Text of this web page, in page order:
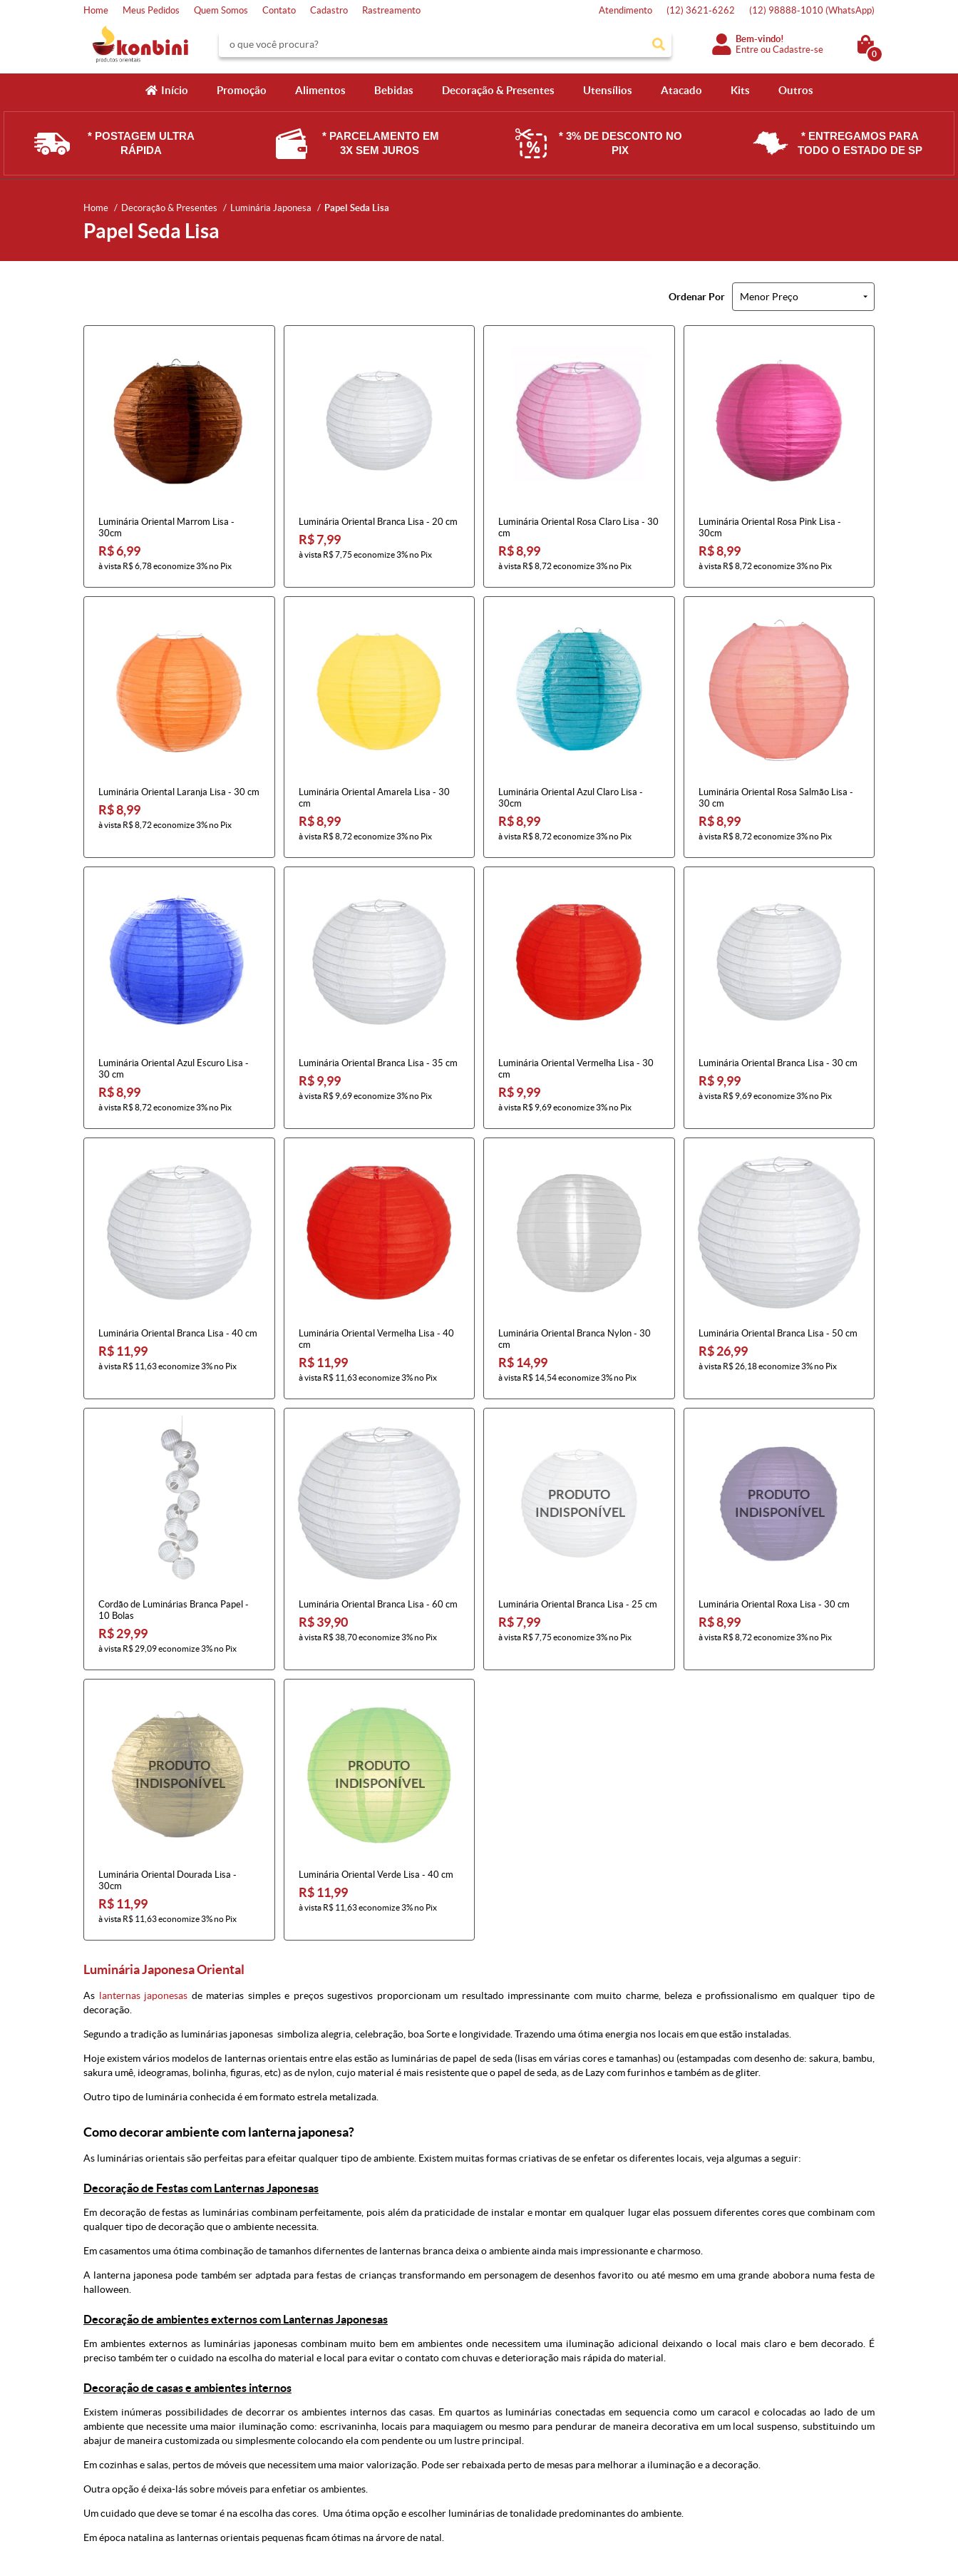
Home Meus Pedidos Quem Somos Contato Cadastro Rastreamento Atendimento (12) 3621-6262 (12) 98888-1010 (WhatsApp)
Bem-vindo!
Entre ouCadastre-se 0
Início Promoção Alimentos Bebidas Decoração & Presentes Utensílios Atacado Kits Outros
* POSTAGEM ULTRA
RÁPIDA
* PARCELAMENTO EM
3X SEM JUROS
* 3% DE DESCONTO NO
PIX
* ENTREGAMOS PARA
TODO O ESTADO DE SP
Home Decoração & Presentes Luminária Japonesa Papel Seda Lisa
Papel Seda Lisa
Ordenar Por Menor Preço
Luminária Oriental Marrom Lisa -
30cm
R$ 6,99
à vista R$ 6,78economize3%no Pix
Luminária Oriental Branca Lisa - 20 cm
R$ 7,99
à vista R$ 7,75 economize3%no Pix
Luminária Oriental Rosa Claro Lisa - 30
cm
R$ 8,99
à vista R$ 8,72economize3%no Pix
Luminária Oriental Rosa Pink Lisa -
30cm
R$ 8,99
à vista R$ 8,72economize3%no Pix
Luminária Oriental Laranja Lisa - 30 cm
R$ 8,99
à vista R$ 8,72economize3%no Pix
Luminária Oriental Amarela Lisa - 30
cm
R$ 8,99
à vista R$ 8,72economize3%no Pix
Luminária Oriental Azul Claro Lisa -
30cm
R$ 8,99
à vista R$ 8,72economize3%no Pix
Luminária Oriental Rosa Salmão Lisa -
30 cm
R$ 8,99
à vista R$ 8,72economize3%no Pix
Luminária Oriental Azul Escuro Lisa -
30 cm
R$ 8,99
à vista R$ 8,72economize3%no Pix
Luminária Oriental Branca Lisa - 35 cm
R$ 9,99
à vista R$ 9,69economize3%no Pix
Luminária Oriental Vermelha Lisa - 30
cm
R$ 9,99
à vista R$ 9,69economize3%no Pix
Luminária Oriental Branca Lisa - 30 cm
R$ 9,99
à vista R$ 9,69economize3%no Pix
Luminária Oriental Branca Lisa - 40 cm
R$ 11,99
à vista R$ 11,63economize3%no Pix
Luminária Oriental Vermelha Lisa - 40
cm
R$ 11,99
à vista R$ 11,63economize3%no Pix
Luminária Oriental Branca Nylon - 30
cm
R$ 14,99
à vista R$ 14,54economize3%no Pix
Luminária Oriental Branca Lisa - 50 cm
R$ 26,99
à vista R$ 26,18economize3%no Pix
Cordão de Luminárias Branca Papel -
10 Bolas
R$ 29,99
à vista R$ 29,09economize3%no Pix
Luminária Oriental Branca Lisa - 60 cm
R$ 39,90
à vista R$ 38,70economize3%no Pix
Luminária Oriental Branca Lisa - 25 cm
R$ 7,99
à vista R$ 7,75 economize3%no Pix
Luminária Oriental Roxa Lisa - 30 cm
R$ 8,99
à vista R$ 8,72economize3%no Pix
Luminária Oriental Dourada Lisa -
30cm
R$ 11,99
à vista R$ 11,63economize3%no Pix
Luminária Oriental Verde Lisa - 40 cm
R$ 11,99
à vista R$ 11,63economize3%no Pix
Luminária Japonesa Oriental
As lanternas japonesas de materias simples e preços sugestivos proporcionam um resultado impressinante com muito charme, beleza e profissionalismo em qualquer tipo de
decoração.
Segundo a tradição as luminárias japonesas simboliza alegria, celebração, boa Sorte e longividade. Trazendo uma ótima energia nos locais em que estão instaladas.
Hoje existem vários modelos de lanternas orientais entre elas estão as luminárias de papel de seda (lisas em várias cores e tamanhas) ou (estampadas com desenho de: sakura, bambu,
sakura umê, ideogramas, bolinha, figuras, etc) as de nylon, cujo material é mais resistente que o papel de seda, as de Lazy com furinhos e também as de gliter.
Outro tipo de luminária conhecida é em formato estrela metalizada.
Como decorar ambiente com lanterna japonesa?
As luminárias orientais são perfeitas para efeitar qualquer tipo de ambiente. Existem muitas formas criativas de se enfetar os diferentes locais, veja algumas a seguir:
Decoração de Festas com Lanternas Japonesas
Em decoração de festas as luminárias combinam perfeitamente, pois além da praticidade de instalar e montar em qualquer lugar elas possuem diferentes cores que combinam com
qualquer tipo de decoração que o ambiente necessita.
Em casamentos uma ótima combinação de tamanhos difernentes de lanternas branca deixa o ambiente ainda mais impressionante e charmoso.
A lanterna japonesa pode também ser adptada para festas de crianças transformando em personagem de desenhos favorito ou até mesmo em uma grande abobora numa festa de
halloween.
Decoração de ambientes externos com Lanternas Japonesas
Em ambientes externos as luminárias japonesas combinam muito bem em ambientes onde necessitem uma iluminação adicional deixando o local mais claro e bem decorado. É
preciso também ter o cuidado na escolha do material e local para evitar o contato com chuvas e deterioração mais rápida do material.
Decoração de casas e ambientes internos
Existem inúmeras possibilidades de decorrar os ambientes internos das casas. Em quartos as luminárias conectadas em sequencia como um caracol e colocadas ao lado de um
ambiente que necessite uma maior iluminação como: escrivaninha, locais para maquiagem ou mesmo para pendurar de maneira decorativa em um local suspenso, substituindo um
abajur de maneira customizada ou simplesmente colocando ela com pendente ou um lustre principal.
Em cozinhas e salas, pertos de móveis que necessitem uma maior valorização. Pode ser rebaixada perto de mesas para melhorar a iluminação e a decoração.
Outra opção é deixa-lás sobre móveis para enfetiar os ambientes.
Um cuidado que deve se tomar é na escolha das cores. Uma ótima opção e escolher luminárias de tonalidade predominantes do ambiente.
Em época natalina as lanternas orientais pequenas ficam ótimas na árvore de natal.